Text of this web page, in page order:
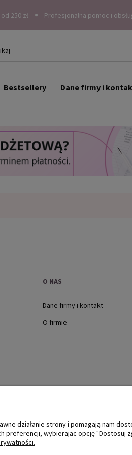
250 zł Profesjonalna pomoc i
Bestsellery Dane firmy i
O NAS
Dane firmy i kontakt
O firmie
działanie strony i pomagają nam
preferencji, wybierając opcję "Dostosuj